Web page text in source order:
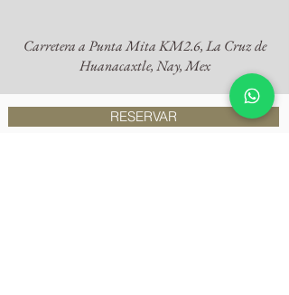
Carretera a Punta Mita KM2.6, La Cruz de
Huanacaxtle, Nay, Mex
RESERVAR